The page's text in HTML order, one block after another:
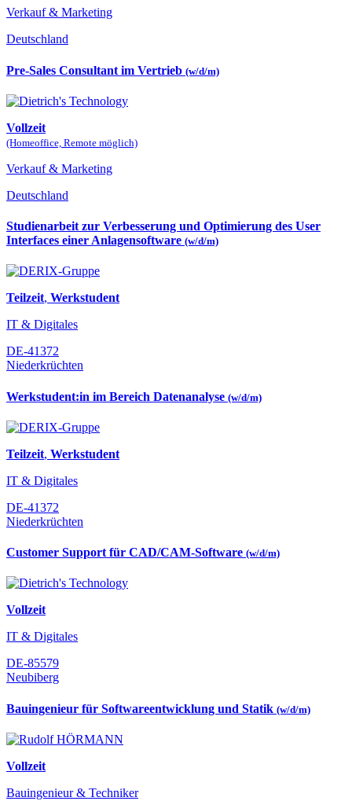
Verkauf & Marketing
Deutschland
Pre-Sales Consultant im Vertrieb (w/d/m)
Vollzeit
(Homeoffice, Remote möglich)
Verkauf & Marketing
Deutschland
Studienarbeit zur Verbesserung und Optimierung des User
Interfaces einer Anlagensoftware (w/d/m)
Teilzeit, Werkstudent
IT & Digitales
DE-41372
Niederkrüchten
Werkstudent:in im Bereich Datenanalyse (w/d/m)
Teilzeit, Werkstudent
IT & Digitales
DE-41372
Niederkrüchten
Customer Support für CAD/CAM-Software (w/d/m)
Vollzeit
IT & Digitales
DE-85579
Neubiberg
Bauingenieur für Softwareentwicklung und Statik (w/d/m)
Vollzeit
Bauingenieur & Techniker